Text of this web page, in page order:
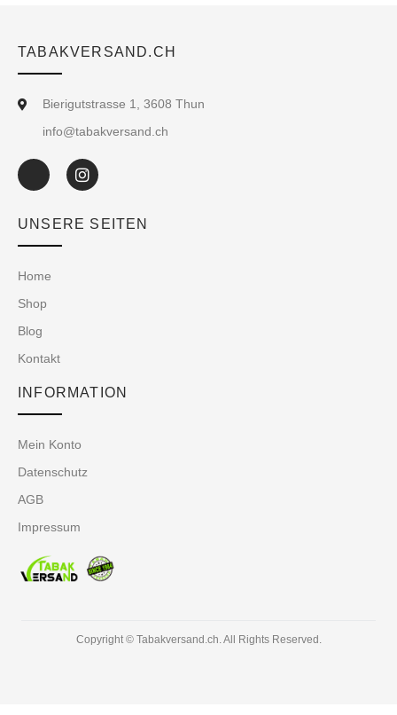
TABAKVERSAND.CH
Bierigutstrasse 1, 3608 Thun
info@tabakversand.ch
UNSERE SEITEN
Home
Shop
Blog
Kontakt
INFORMATION
Mein Konto
Datenschutz
AGB
Impressum
Copyright © Tabakversand.ch. All Rights Reserved.